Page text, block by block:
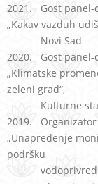
2021. Gost panel-
„Kakav vazduh
Novi Sad
2020. Gost panel-
„Klimatske
zeleni grad“,
Kulturne
2019. Organizator
„Unapređenje
podršku
vodoprivredi i